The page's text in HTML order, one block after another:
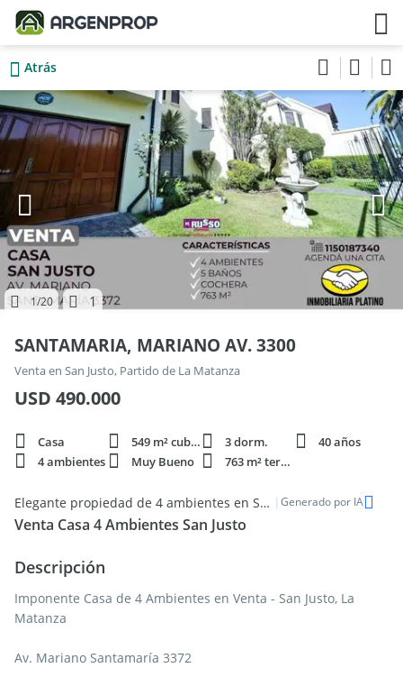
Atrás
1/20 1
SANTAMARIA, MARIANO AV. 3300
Venta en San Justo, Partido de La Matanza
USD 490.000
Casa 549 m² cubie. 3 dorm.
40 años
4 ambientes
Muy Bueno 763 m² terren.
Elegante propiedad de 4 ambientes en San Justo | Generado por IA
Venta Casa 4 Ambientes San Justo
Descripción
Imponente Casa de 4 Ambientes en Venta - San Justo, La
Matanza
Av. Mariano Santamaría 3372